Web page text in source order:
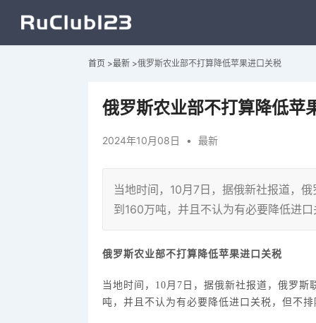
首页 >最新 >俄罗斯农业部不打算降低苹果进口关税
俄罗斯农业部不打算降低苹
2024年10月08日 • 最新
当地时间，10月7日，据俄新社报道，
到160万吨，并且不认为有必要降低进
俄罗斯农业部不打算降低苹果进口关税
当地时间， 10月7日，据俄新社报道， 俄罗斯
吨，并且不认为有必要降低进口关税，但不